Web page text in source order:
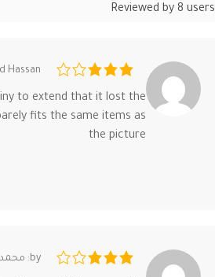
Reviewed by 8 users
Hassan
to extend that it lost the
fits the same items as
the picture
by: محمد ع.